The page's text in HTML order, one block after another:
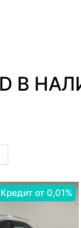
В
Кредит от 0,01%